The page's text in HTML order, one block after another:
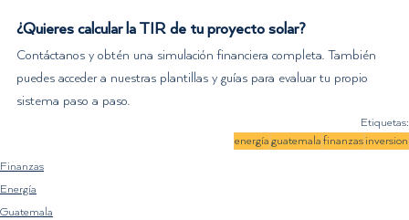
¿Quieres calcular la TIR de tu proyecto solar?
Contáctanos y obtén una simulación financiera completa. También
puedes acceder a nuestras plantillas y guías para evaluar tu propio
sistema paso a paso.
Etiquetas:
energía guatemala finanzas inversion
Finanzas
Energía
Guatemala